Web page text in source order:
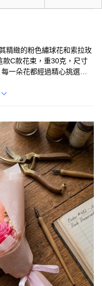
精緻的粉色繡球花和索拉玫
C款花束，重30克，尺寸
一朵花都經過精心挑選和
心意。其獨特的設計和色